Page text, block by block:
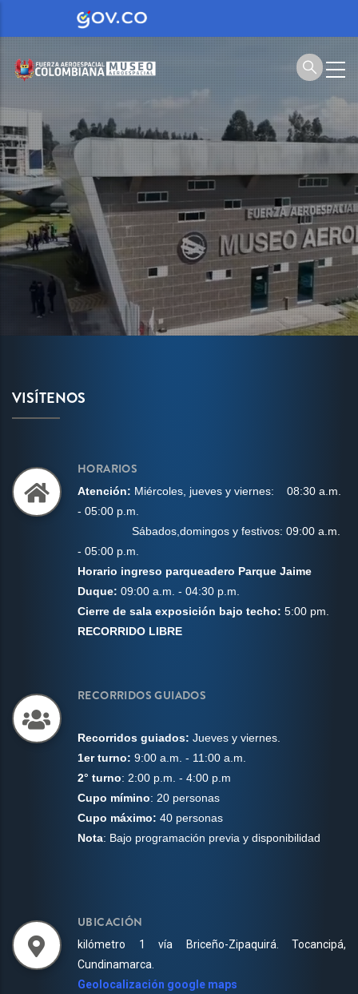
VISÍTENOS
HORARIOS
Atención: Miércoles, jueves y viernes: 08:30 a.m.
- 05:00 p.m.
Sábados,domingos y festivos: 09:00 a.m.
- 05:00 p.m.
Horario ingreso parqueadero Parque Jaime
Duque: 09:00 a.m. - 04:30 p.m.
Cierre de sala exposición bajo techo: 5:00 pm.
RECORRIDO LIBRE
RECORRIDOS GUIADOS
Recorridos guiados: Jueves y viernes.
1er turno: 9:00 a.m. - 11:00 a.m.
2° turno: 2:00 p.m. - 4:00 p.m
Cupo mímino: 20 personas
Cupo máximo: 40 personas
Nota: Bajo programación previa y disponibilidad
UBICACIÓN
kilómetro 1 vía Briceño-Zipaquirá. Tocancipá,
Cundinamarca.
Geolocalización google maps